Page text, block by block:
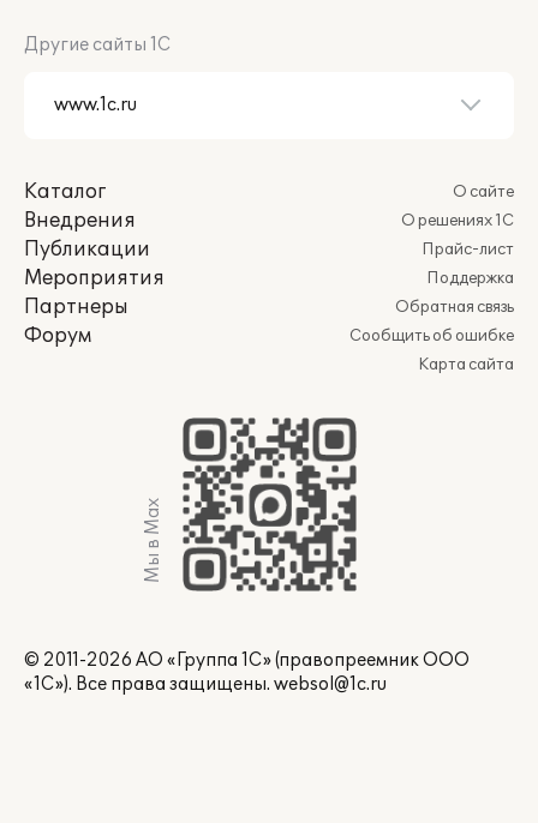
Другие сайты 1С
Каталог
Внедрения
Публикации
Мероприятия
Партнеры
Форум
О сайте
О решениях 1С
Прайс-лист
Поддержка
Обратная связь
Сообщить об ошибке
Карта сайта
Мы в Max
© 2011-2026 АО «Группа 1С» (правопреемник ООО
«1С»). Все права защищены. websol@1c.ru